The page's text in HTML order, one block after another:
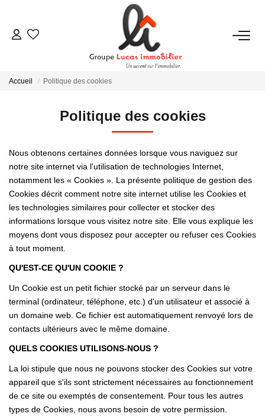
NOUS CONTACTER
LOUER
NEUF
ESTIMER
NOS RÉALISATIONS
EXTRANET GESTION
Accueil Politique des cookies
Politique des cookies
Nous obtenons certaines données lorsque vous naviguez sur
notre site internet via l'utilisation de technologies Internet,
notamment les « Cookies ». La présente politique de gestion des
Cookies décrit comment notre site internet utilise les Cookies et
les technologies similaires pour collecter et stocker des
informations lorsque vous visitez notre site. Elle vous explique les
moyens dont vous disposez pour accepter ou refuser ces Cookies
à tout moment.
QU'EST-CE QU'UN COOKIE ?
Un Cookie est un petit fichier stocké par un serveur dans le
terminal (ordinateur, téléphone, etc.) d'un utilisateur et associé à
un domaine web. Ce fichier est automatiquement renvoyé lors de
contacts ultérieurs avec le même domaine.
QUELS COOKIES UTILISONS-NOUS ?
La loi stipule que nous ne pouvons stocker des Cookies sur votre
appareil que s'ils sont strictement nécessaires au fonctionnement
de ce site ou exemptés de consentement. Pour tous les autres
types de Cookies, nous avons besoin de votre permission.